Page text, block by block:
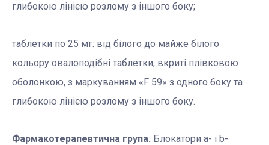
глибокою лінією розлому з іншого боку;
таблетки по 25 мг: від білого до майже білого
кольору овалоподібні таблетки, вкриті плівковою
оболонкою, з маркуванням «F 59» з одного боку та
глибокою лінією розлому з іншого боку.
Фармакотерапевтична група. Блокатори a- і b-